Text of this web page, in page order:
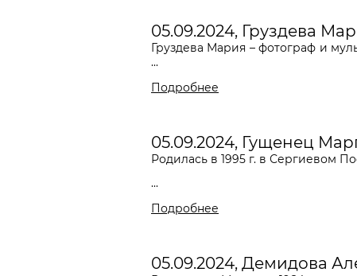
05.09.2024, Груздева
Груздева Мария – фотограф и
...
Подробнее
05.09.2024, Гущенец
Родилась в 1995 г. в Сергиевом
...
Подробнее
05.09.2024, Демидова